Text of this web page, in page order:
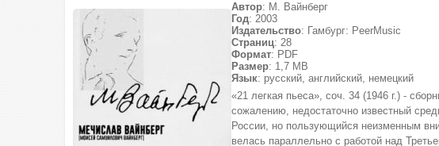
Автор: М. Вайнберг
Год: 2003
Издательство: Гамбург: PeerMusic
Страниц: 28
Формат: PDF
Размер: 1,7 МВ
Язык: русский, английский, немецкий
«21 легкая пьеса», соч. 34 (1946 г.) -
сожалению, недостаточно известный
России, но пользующийся неизменным
велась параллельно с работой над